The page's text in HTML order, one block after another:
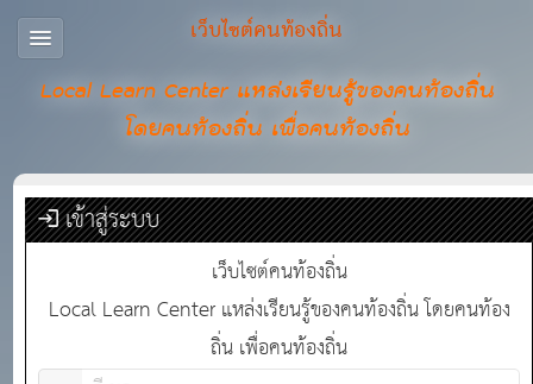
เว็บไซต์คนท้องถิ่น
Local Learn Center แหล่งเรียนรู้ของคนท้องถิ่น
โดยคนท้องถิ่น เพื่อคนท้องถิ่น
เข้าสู่ระบบ
เว็บไซต์คนท้องถิ่น
Local Learn Center แหล่งเรียนรู้ของคนท้องถิ่น โดยคนท้อง
ถิ่น เพื่อคนท้องถิ่น